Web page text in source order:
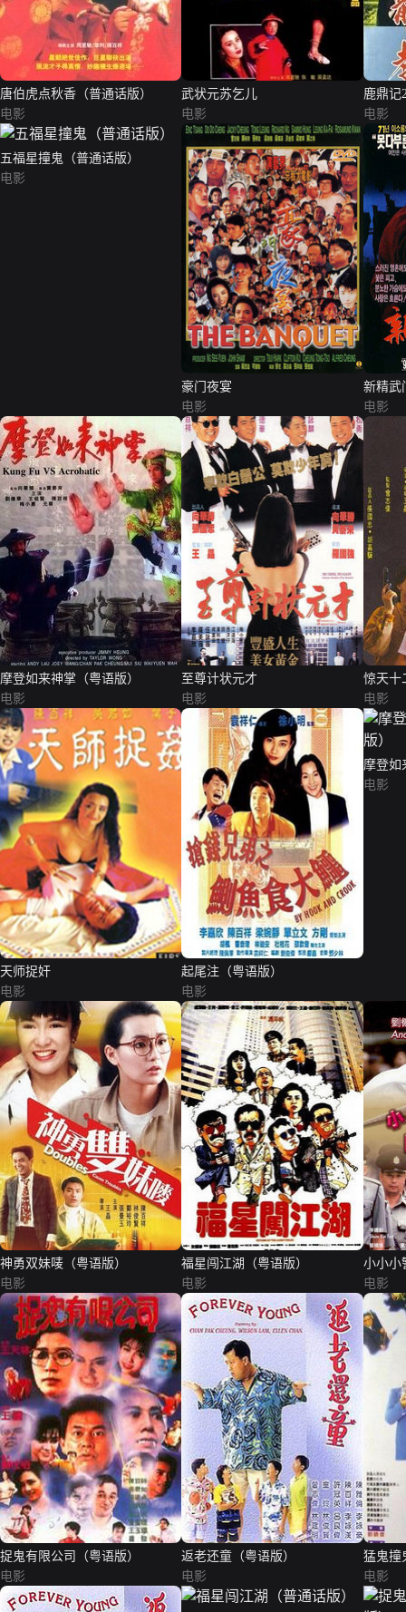
唐伯虎点秋香（普通话版）
电影
武状元苏乞儿
电影
鹿鼎记
电影
五福星撞鬼（普通话版）
电影
豪门夜宴
电影
新精武
电影
摩登如来神掌（粤语版）
电影
至尊计状元才
电影
惊天十
电影
天师捉奸
电影
起尾注（粤语版）
电影
摩登如
电影
神勇双妹唛（粤语版）
电影
福星闯江湖（粤语版）
电影
小小小
电影
捉鬼有限公司（粤语版）
电影
返老还童（粤语版）
电影
猛鬼撞
电影